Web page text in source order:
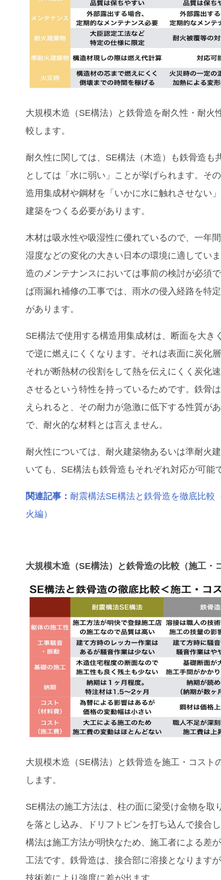
大規模木造（SE構法）と鉄骨造を耐久性・耐火
較します。
耐久性に関しては、SE構法（木造）も鉄骨造も
としては「水に弱い」ことが挙げられます。そ
造用集成材や鋼材を「いかに水に触れさせない
建築をつくる必要があります。
木材は吸水性や吸湿性に優れているので、一年
湿度などの変化の大きい日本の環境に適してい
造のメンテナンスにおいては事前の検討が必須
ば雨漏れ補修の工事では、雨水の侵入経路を特
があります。
SE構法で使用する構造用集成材は、断面を大き
で逆に燃えにくくなります。それは表面に炭化
それが断熱材の役割をして熱を伝えにくく炭化
させるという特性を持っているためです。鉄骨
えられると、その耐力が急激に低下する性質が
で、耐火的な材料とは言えません。
耐火性については、耐火建築物あるいは準耐火
いても、SE構法も鉄骨造もそれぞれ対応が可能
関連記事： 耐震構法SE構法と鉄骨造を徹底比較
火編）
大規模木造（SE構法）と鉄骨造の比較（施工・
大規模木造（SE構法）と鉄骨造を施工・コスト
します。
SE構法の施工方法は、柱の面に梁受け金物を取
を落とし込み、ドリフトピンを打ち込んで接合
構法は施工方法が明快なため、施工者による差
工法です。鉄骨造は、接合部に溶接となります
技術差により強度に差が出ます。